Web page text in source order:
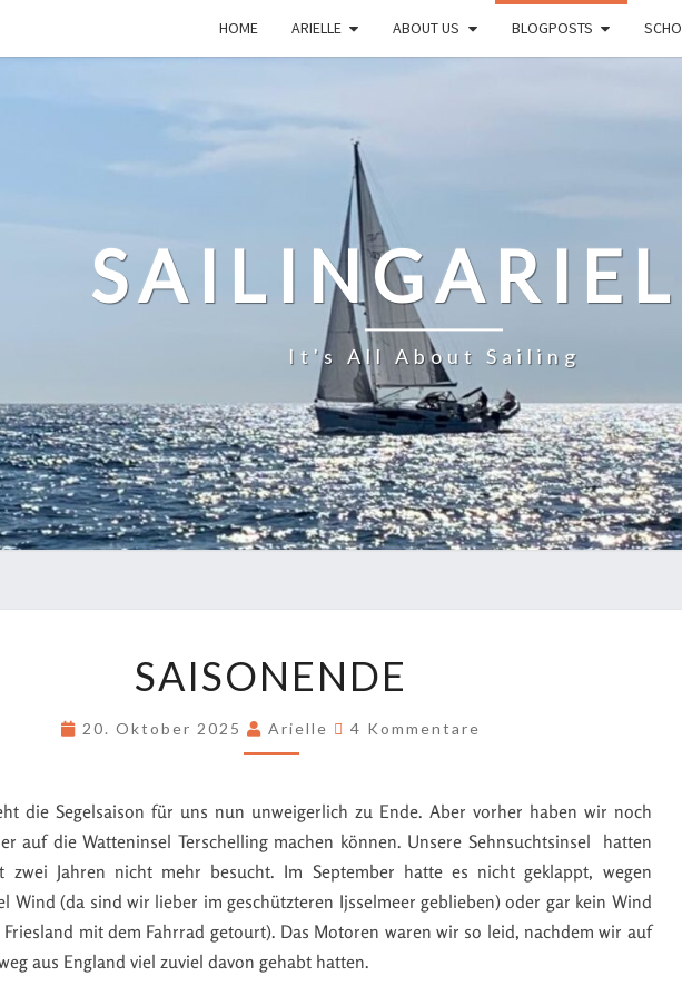
HOME ARIELLE ABOUT US BLOGPOSTS
It's All About Sailing
SAISONENDE
20. Oktober 2025 Arielle 4 Kommentare
die Segelsaison für uns nun unweigerlich zu Ende. Aber vorher haben wir noch
auf die Watteninsel Terschelling machen können. Unsere Sehnsuchtsinsel hatten
zwei Jahren nicht mehr besucht. Im September hatte es nicht geklappt, wegen
Wind (da sind wir lieber im geschützteren Ijsselmeer geblieben) oder gar kein Wind
mit dem Fahrrad getourt). Das Motoren waren wir so leid, nachdem wir auf
aus England viel zuviel davon gehabt hatten.